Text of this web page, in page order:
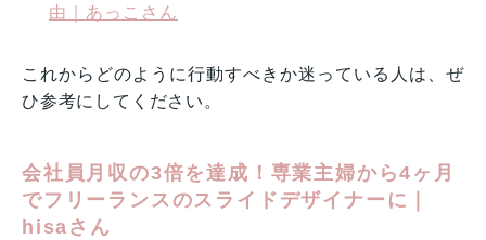
由｜あっこさん
これからどのように行動すべきか迷っている人は、ぜ
ひ参考にしてください。
会社員月収の3倍を達成！専業主婦から4ヶ月
でフリーランスのスライドデザイナーに｜
hisaさん